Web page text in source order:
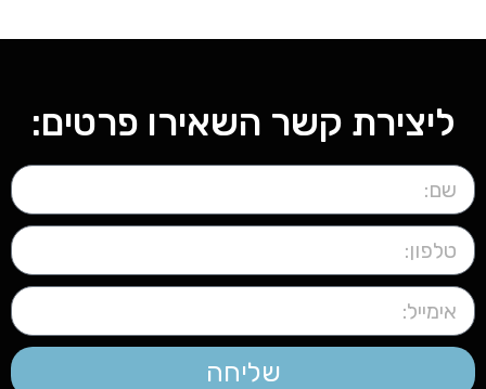
ליצירת קשר השאירו פרטים:
שליחה